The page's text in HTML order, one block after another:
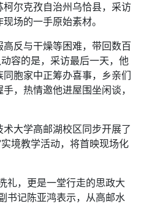
尔克孜自治州乌恰县，采访
场的一手原始素材。
反与干燥等困难，带回数百
容的是，采访最后一天，他
胞家中正筹办喜事，乡亲们
，热情邀他进屋围坐闲谈，
大学高邮湖校区同步开展了
境教学活动，将首映现场化
，更是一堂行走的思政大
书记陈亚鸿表示，从高邮水